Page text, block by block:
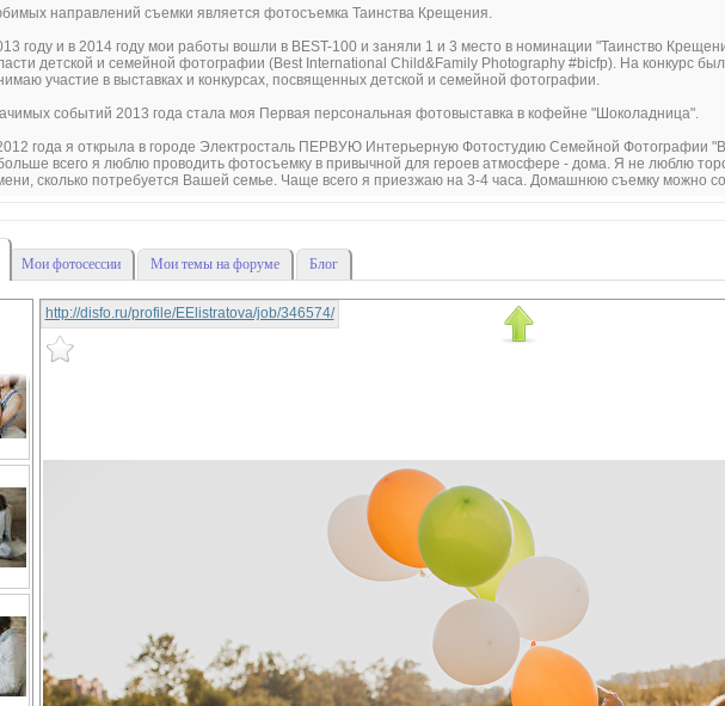
направлений съемки является фотосъемка Таинства Крещения.
году и в 2014 году мои работы вошли в BEST-100 и заняли 1 и 3 место в номинации "Таинство
детской и семейной фотографии (Best International Child&Family Photography #bicfp). На конкурс
участие в выставках и конкурсах, посвященных детской и семейной фотографии.
событий 2013 года стала моя Первая персональная фотовыставка в кофейне "Шоколадница".
года я открыла в городе Электросталь ПЕРВУЮ Интерьерную Фотостудию Семейной Фотографии
всего я люблю проводить фотосъемку в привычной для героев атмосфере - дома. Я не люблю
сколько потребуется Вашей семье. Чаще всего я приезжаю на 3-4 часа. Домашнюю съемку можно
Мои фотосессии Мои темы на форуме Блог
http://disfo.ru/profile/EElistratova/job/346574/